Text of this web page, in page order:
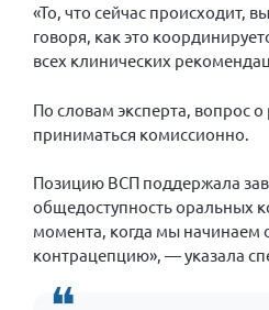
«То, что сейчас происходит,
говоря, как это
всех клинических
По словам эксперта, вопрос
приниматься комиссионно.
Позицию ВСП поддержала
общедоступность оральных
момента, когда мы начинаем
контрацепцию», — указала